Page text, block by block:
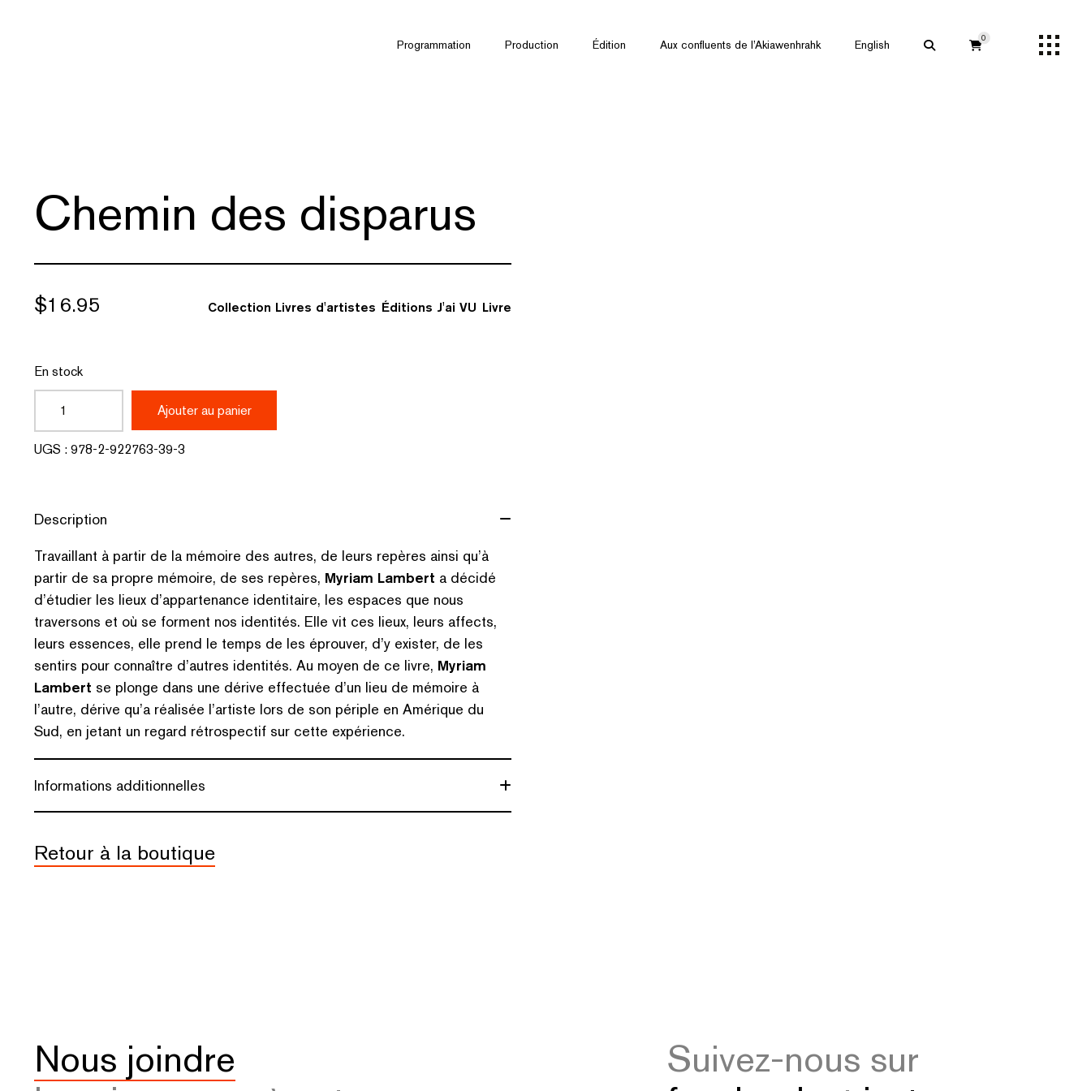
Programmation Production Édition Aux confluents de l’Akiawenhrahk English
0
Chemin des disparus
$16.95 Collection Livres d'artistes Éditions J'ai VU Livre
En stock
quantité
de
disparus
Ajouter au panier
UGS : 978-2-922763-39-3
Description
Travaillant à partir de la mémoire des autres, de leurs repères ainsi qu’à
partir de sa propre mémoire, de ses repères, Myriam Lambert a décidé
d’étudier les lieux d’appartenance identitaire, les espaces que nous
traversons et où se forment nos identités. Elle vit ces lieux, leurs affects,
leurs essences, elle prend le temps de les éprouver, d’y exister, de les
sentirs pour connaître d’autres identités. Au moyen de ce livre, Myriam
Lambert se plonge dans une dérive effectuée d’un lieu de mémoire à
l’autre, dérive qu’a réalisée l’artiste lors de son périple en Amérique du
Sud, en jetant un regard rétrospectif sur cette expérience.
Informations additionnelles
Retour à la boutique
Nous joindre
Suivez-nous sur